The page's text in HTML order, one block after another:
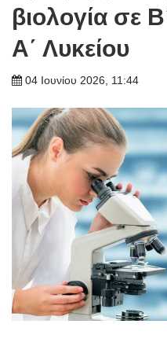
βιολογία σε
Α΄ Λυκείου
04 Ιουνίου 2026, 11:44